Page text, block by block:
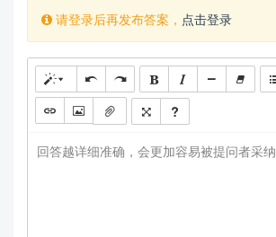
请登录后再发布答案， 点击登录
回答越详细准确，会更加容易被提问者采纳